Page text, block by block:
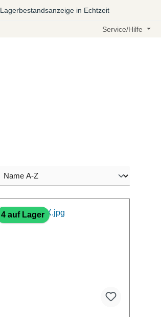
Lagerbestandsanzeige in Echtzeit
Service/Hilfe
4 auf Lager